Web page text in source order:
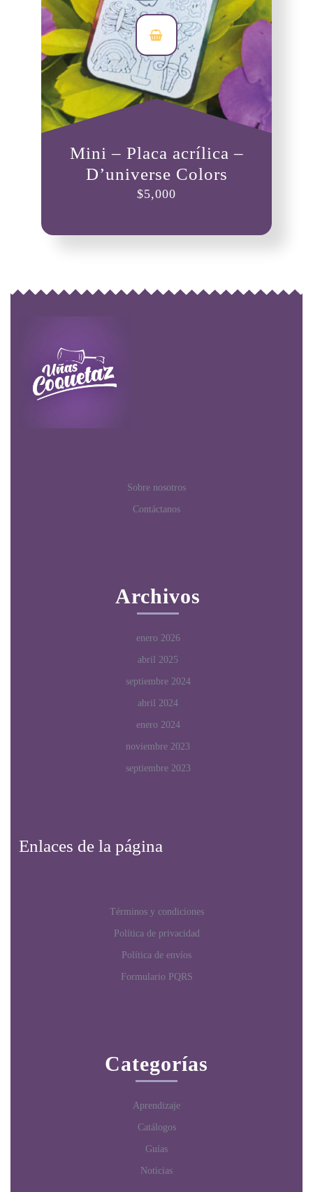
Mini – Placa acrílica –
D’universe Colors
$5,000
Sobre nosotros
Contáctanos
Archivos
enero 2026
abril 2025
septiembre 2024
abril 2024
enero 2024
noviembre 2023
septiembre 2023
Enlaces de la página
Términos y condiciones
Política de privacidad
Política de envíos
Formulario PQRS
Categorías
Aprendizaje
Catálogos
Guías
Noticias